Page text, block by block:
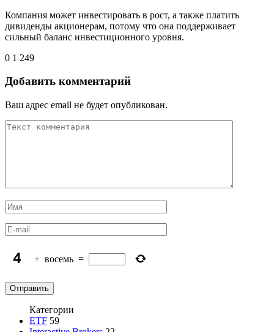
Компания может инвестировать в рост, а также платить
дивиденды акционерам, потому что она поддерживает
сильный баланс инвестиционного уровня.
0 1 249
Добавить комментарий
Ваш адрес email не будет опубликован.
+ восемь =
Категории
ETF 59